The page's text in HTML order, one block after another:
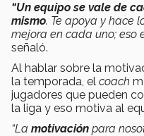
“Un equipo se vale de
mismo. Te apoya y hace
mejora en cada uno; eso
señaló.
Al hablar sobre la
la temporada, el coach
jugadores que pueden
la liga y eso motiva al
“La motivación para